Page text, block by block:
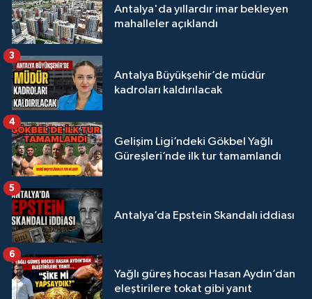
Antalya'da yıllardır imar bekleyen
mahalleler açıklandı
Antalya Büyükşehir’de müdür
kadroları kaldırılacak
3
Gelişim Ligi’ndeki Gökbel Yağlı
Güreşleri’nde ilk tur tamamlandı
4
Antalya’da Epstein Skandalı iddiası
5
Yağlı güreş hocası Hasan Aydın’dan
eleştirilere tokat gibi yanıt
6